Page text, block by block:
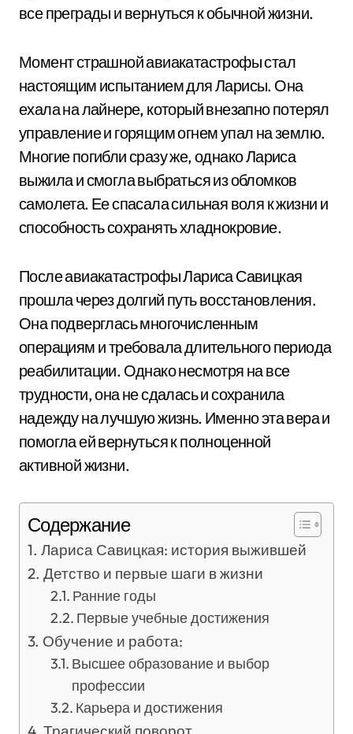
все преграды и вернуться к обычной жизни.
Момент страшной авиакатастрофы стал
настоящим испытанием для Ларисы. Она
ехала на лайнере, который внезапно потерял
управление и горящим огнем упал на землю.
Многие погибли сразу же, однако Лариса
выжила и смогла выбраться из обломков
самолета. Ее спасала сильная воля к жизни и
способность сохранять хладнокровие.
После авиакатастрофы Лариса Савицкая
прошла через долгий путь восстановления.
Она подверглась многочисленным
операциям и требовала длительного периода
реабилитации. Однако несмотря на все
трудности, она не сдалась и сохранила
надежду на лучшую жизнь. Именно эта вера и
помогла ей вернуться к полноценной
активной жизни.
Содержание
Лариса Савицкая: история выжившей
Детство и первые шаги в жизни
Ранние годы
Первые учебные достижения
Обучение и работа:
Высшее образование и выбор
профессии
Карьера и достижения